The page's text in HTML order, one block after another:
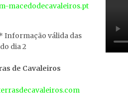
macedodecavaleiros.pt
* Informação válida das
dia 2
de Cavaleiros